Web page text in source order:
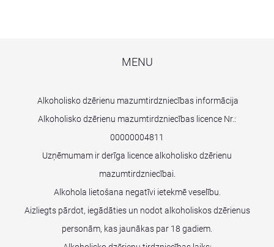
MENU
Alkoholisko dzērienu mazumtirdzniecības informācija
Alkoholisko dzērienu mazumtirdzniecības licence Nr.:
00000004811
Uzņēmumam ir derīga licence alkoholisko dzērienu
mazumtirdzniecībai.
Alkohola lietošana negatīvi ietekmē veselību.
Aizliegts pārdot, iegādāties un nodot alkoholiskos dzērienus
personām, kas jaunākas par 18 gadiem.